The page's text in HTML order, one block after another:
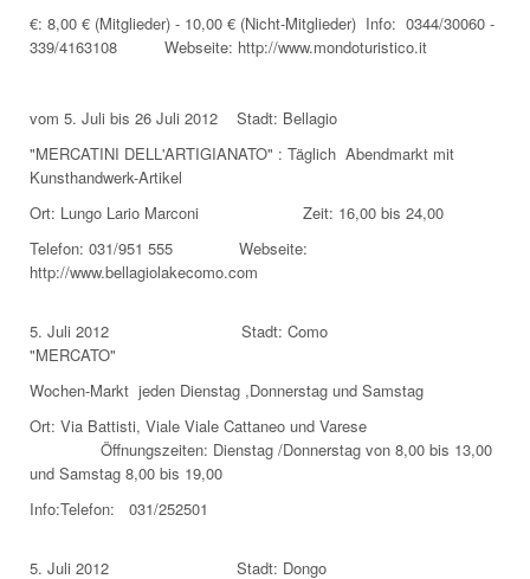
€: 8,00 € (Mitglieder) - 10,00 € (Nicht-Mitglieder) Info: 0344/30060 -
339/4163108 Webseite: http://www.mondoturistico.it
vom 5. Juli bis 26 Juli 2012 Stadt: Bellagio
"MERCATINI DELL'ARTIGIANATO" : Täglich Abendmarkt mit
Kunsthandwerk-Artikel
Ort: Lungo Lario Marconi Zeit: 16,00 bis 24,00
Telefon: 031/951 555 Webseite:
http://www.bellagiolakecomo.com
5. Juli 2012 Stadt: Como
"MERCATO"
Wochen-Markt jeden Dienstag ,Donnerstag und Samstag
Ort: Via Battisti, Viale Viale Cattaneo und Varese
Öffnungszeiten: Dienstag /Donnerstag von 8,00 bis 13,00
und Samstag 8,00 bis 19,00
Info:Telefon: 031/252501
5. Juli 2012 Stadt: Dongo